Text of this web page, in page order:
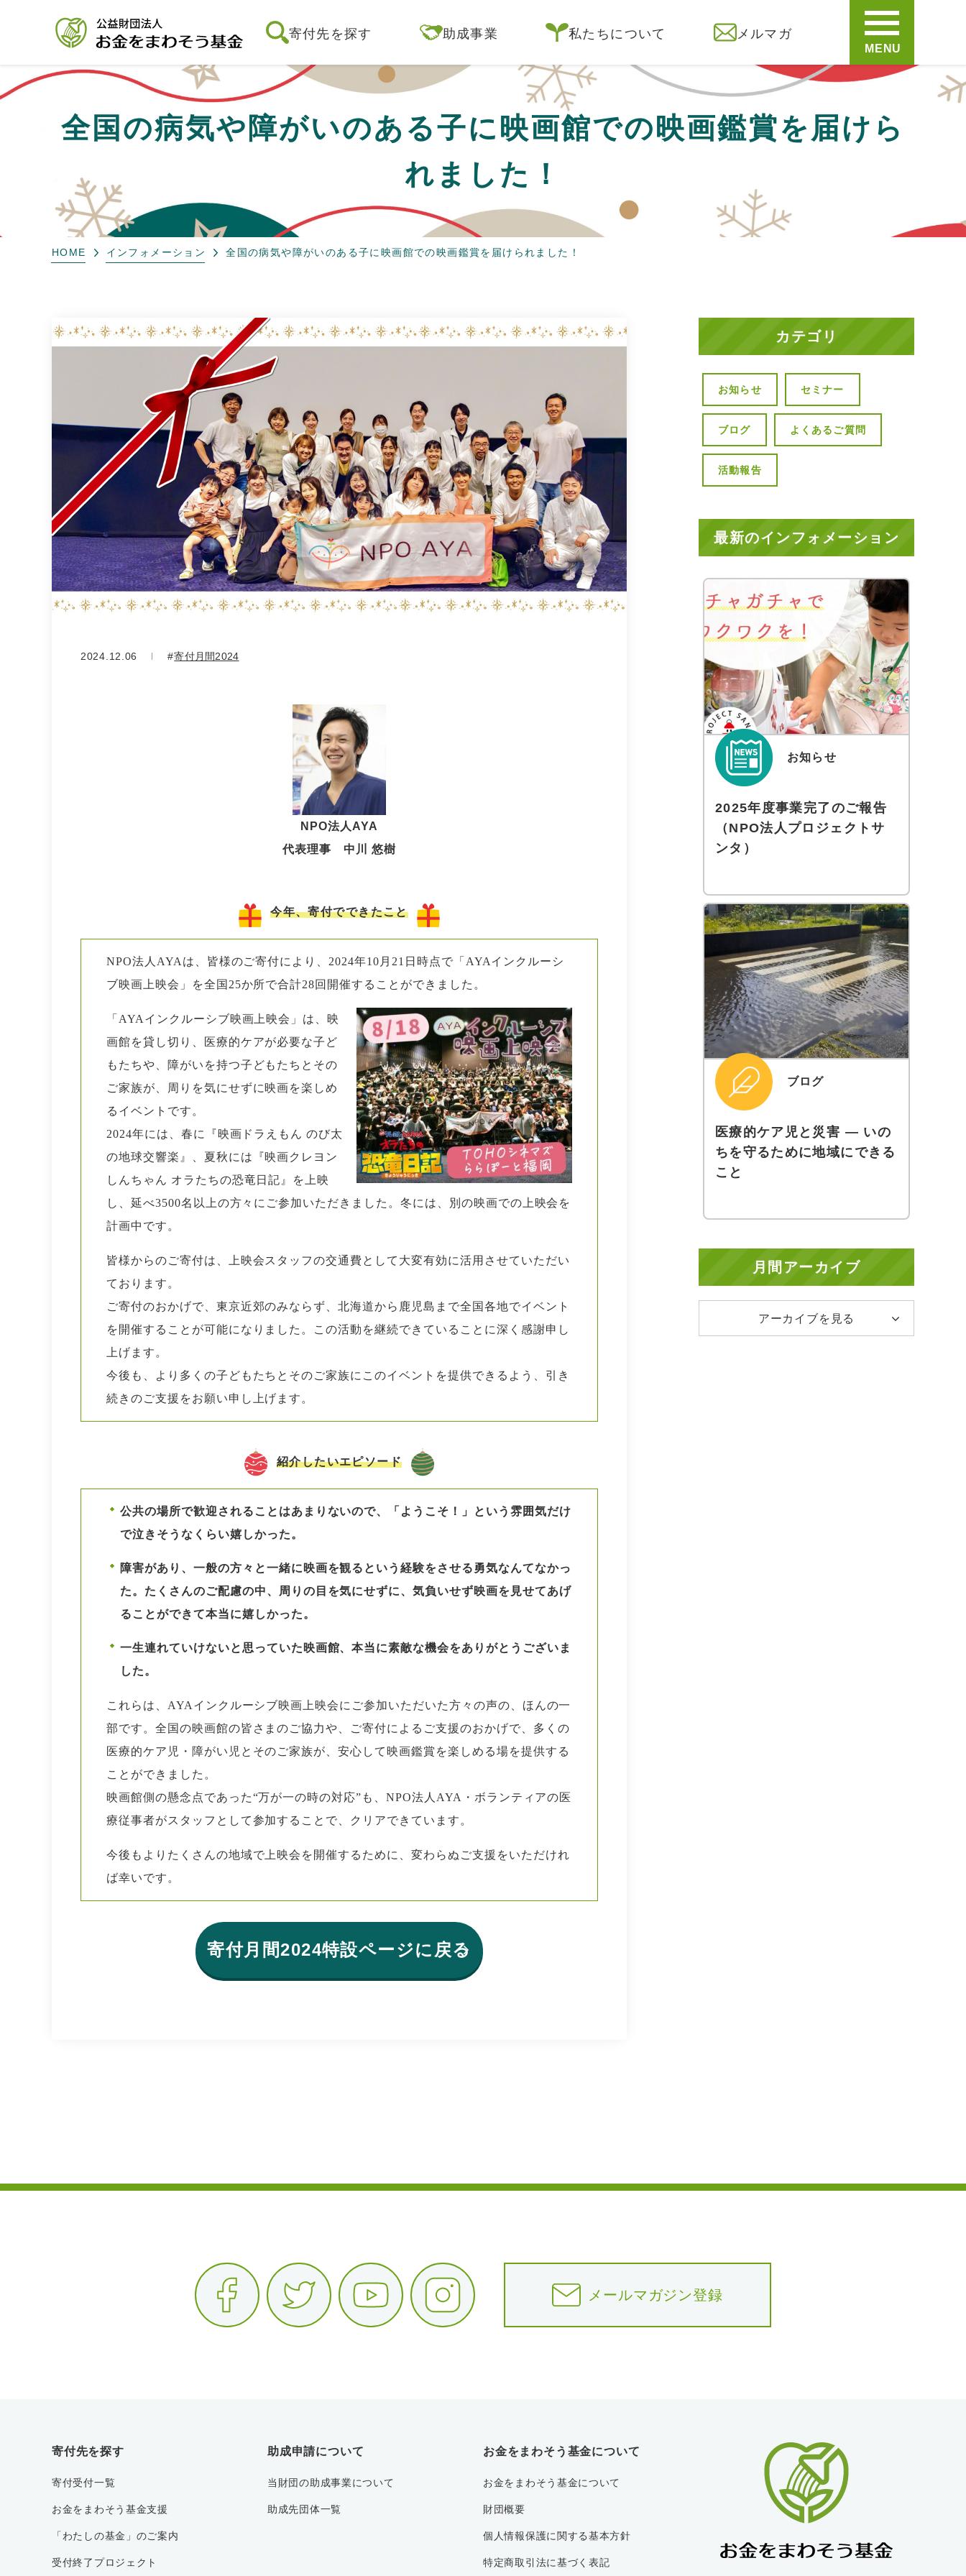
寄付先を探す 助成事業 私たちについて メルマガ
MENU
全国の病気や障がいのある子に映画館での映画鑑賞を届けら
れました！
HOME インフォメーション 全国の病気や障がいのある子に映画館での映画鑑賞を届けられました！
2024.12.06 寄付月間2024
NPO法人AYA
代表理事 中川 悠樹
今年、寄付でできたこと
NPO法人AYAは、皆様のご寄付により、2024年10月21日時点で「AYAインクルーシ
ブ映画上映会」を全国25か所で合計28回開催することができました。
「AYAインクルーシブ映画上映会」は、映
画館を貸し切り、医療的ケアが必要な子ど
もたちや、障がいを持つ子どもたちとその
ご家族が、周りを気にせずに映画を楽しめ
るイベントです。
2024年には、春に『映画ドラえもん のび太
の地球交響楽』、夏秋には『映画クレヨン
しんちゃん オラたちの恐竜日記』を上映
し、延べ3500名以上の方々にご参加いただきました。冬には、別の映画での上映会を
計画中です。
皆様からのご寄付は、上映会スタッフの交通費として大変有効に活用させていただい
ております。
ご寄付のおかげで、東京近郊のみならず、北海道から鹿児島まで全国各地でイベント
を開催することが可能になりました。この活動を継続できていることに深く感謝申し
上げます。
今後も、より多くの子どもたちとそのご家族にこのイベントを提供できるよう、引き
続きのご支援をお願い申し上げます。
紹介したいエピソード
公共の場所で歓迎されることはあまりないので、「ようこそ！」という雰囲気だけ
で泣きそうなくらい嬉しかった。
障害があり、一般の方々と一緒に映画を観るという経験をさせる勇気なんてなかっ
た。たくさんのご配慮の中、周りの目を気にせずに、気負いせず映画を見せてあげ
ることができて本当に嬉しかった。
一生連れていけないと思っていた映画館、本当に素敵な機会をありがとうございま
した。
これらは、AYAインクルーシブ映画上映会にご参加いただいた方々の声の、ほんの一
部です。全国の映画館の皆さまのご協力や、ご寄付によるご支援のおかげで、多くの
医療的ケア児・障がい児とそのご家族が、安心して映画鑑賞を楽しめる場を提供する
ことができました。
映画館側の懸念点であった“万が一の時の対応”も、NPO法人AYA・ボランティアの医
療従事者がスタッフとして参加することで、クリアできています。
今後もよりたくさんの地域で上映会を開催するために、変わらぬご支援をいただけれ
ば幸いです。
寄付月間2024特設ページに戻る
カテゴリ
お知らせ セミナー
ブログ よくあるご質問
活動報告
最新のインフォメーション
お知らせ
2025年度事業完了のご報告
（NPO法人プロジェクトサ
ンタ）
ブログ
医療的ケア児と災害 ― いの
ちを守るために地域にできる
こと
月間アーカイブ
アーカイブを見る
メールマガジン登録
寄付先を探す
寄付受付一覧
お金をまわそう基金支援
「わたしの基金」のご案内
受付終了プロジェクト
助成申請について
当財団の助成事業について
助成先団体一覧
お金をまわそう基金について
お金をまわそう基金について
財団概要
個人情報保護に関する基本方針
特定商取引法に基づく表記